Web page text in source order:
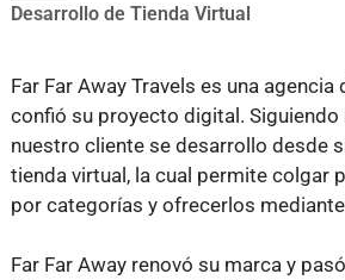
Desarrollo de Tienda Virtual
Far Far Away Travels es una agencia
confió su proyecto digital.
nuestro cliente se desarrollo desde
tienda virtual, la cual permite colgar
por categorías y ofrecerlos
Far Far Away renovó su marca y